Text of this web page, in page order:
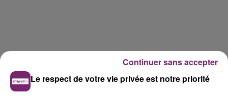
Le respect de votre vie privée est notre priorité
Continuer sans accepter